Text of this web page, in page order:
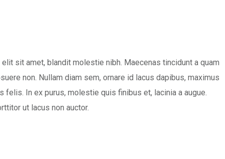
sit amet, blandit molestie nibh. Maecenas tincidunt a quam
non. Nullam diam sem, ornare id lacus dapibus, maximus
felis. In ex purus, molestie quis finibus et, lacinia a augue.
ut lacus non auctor.